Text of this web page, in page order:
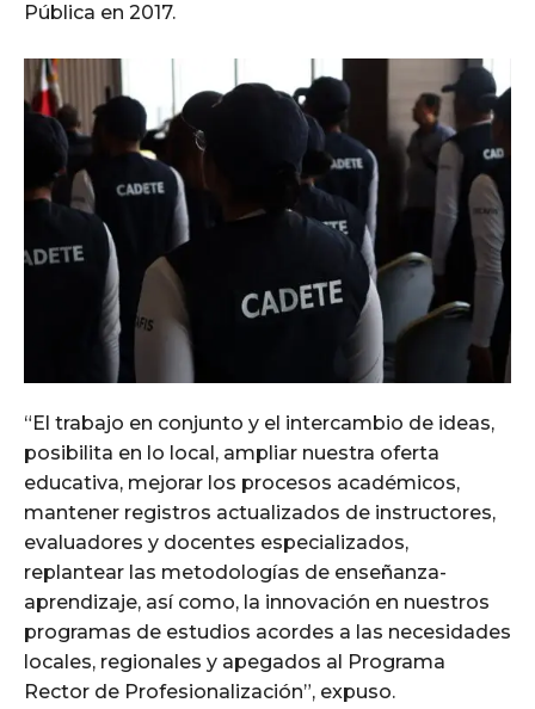
Pública en 2017.
“El trabajo en conjunto y el intercambio de ideas,
posibilita en lo local, ampliar nuestra oferta
educativa, mejorar los procesos académicos,
mantener registros actualizados de instructores,
evaluadores y docentes especializados,
replantear las metodologías de enseñanza-
aprendizaje, así como, la innovación en nuestros
programas de estudios acordes a las necesidades
locales, regionales y apegados al Programa
Rector de Profesionalización”, expuso.